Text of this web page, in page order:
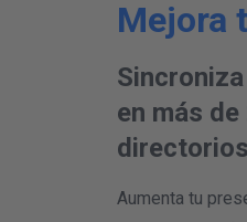
Mejora
en más
Aumenta tu